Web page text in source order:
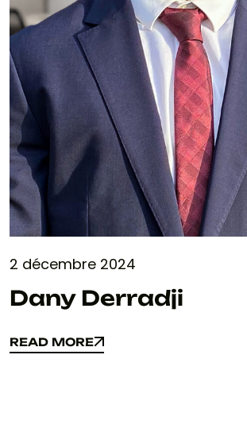
2 décembre 2024
Dany Derradji
READ MORE
READ MORE